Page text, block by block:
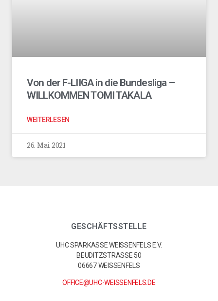
Von der F-LIIGA in die Bundesliga –
WILLKOMMEN TOMI TAKALA
WEITERLESEN
26. Mai 2021
GESCHÄFTSSTELLE
UHC SPARKASSE WEISSENFELS E.V.
BEUDITZSTRASSE 50
06667 WEISSENFELS
OFFICE@UHC-WEISSENFELS.DE